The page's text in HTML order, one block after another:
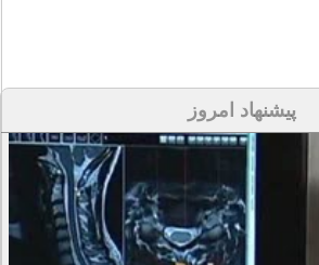
پیشنهاد امروز